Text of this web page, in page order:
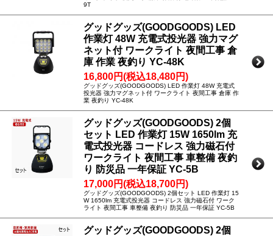
9T
グッドグッズ(GOODGOODS) LED
作業灯 48W 充電式投光器 強力マグ
ネット付 ワークライト 夜間工事 倉
庫 作業 夜釣り YC-48K
16,800円(税込18,480円)
グッドグッズ(GOODGOODS) LED 作業灯 48W 充電式
投光器 強力マグネット付 ワークライト 夜間工事 倉庫 作
業 夜釣り YC-48K
グッドグッズ(GOODGOODS) 2個
セット LED 作業灯 15W 1650lm 充
電式投光器 コードレス 強力磁石付
ワークライト 夜間工事 車整備 夜釣
り 防災品 一年保証 YC-5B
17,000円(税込18,700円)
グッドグッズ(GOODGOODS) 2個セット LED 作業灯 15
W 1650lm 充電式投光器 コードレス 強力磁石付 ワーク
ライト 夜間工事 車整備 夜釣り 防災品 一年保証 YC-5B
グッドグッズ(GOODGOODS) 2個